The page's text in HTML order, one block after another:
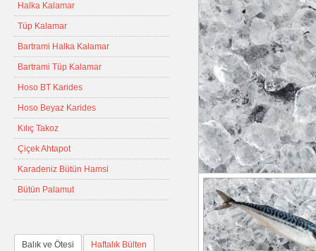
Halka Kalamar
Tüp Kalamar
Bartrami Halka Kalamar
Bartrami Tüp Kalamar
Hoso BT Karides
Hoso Beyaz Karides
Kılıç Takoz
Çiçek Ahtapot
Karadeniz Bütün Hamsi
Bütün Palamut
Balık ve Ötesi Haftalık Bülten